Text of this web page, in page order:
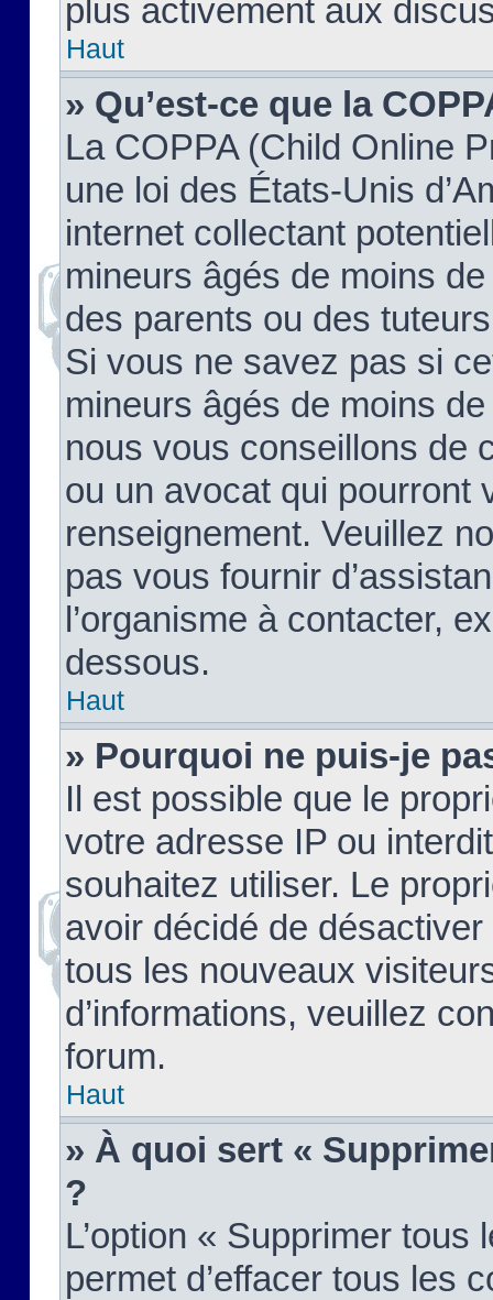
plus activement aux
Haut
» Qu’est-ce que la
La COPPA (Child Online
une loi des États-Unis
internet collectant
mineurs âgés de moins
des parents ou des
Si vous ne savez pas si
mineurs âgés de moins
nous vous conseillons de
ou un avocat qui pourront
renseignement. Veuillez
pas vous fournir
l’organisme à contacter,
dessous.
Haut
» Pourquoi ne puis-je
Il est possible que le
votre adresse IP ou
souhaitez utiliser. Le
avoir décidé de
tous les nouveaux
d’informations, veuillez
forum.
Haut
» À quoi sert «
?
L’option « Supprimer
permet d’effacer tous les